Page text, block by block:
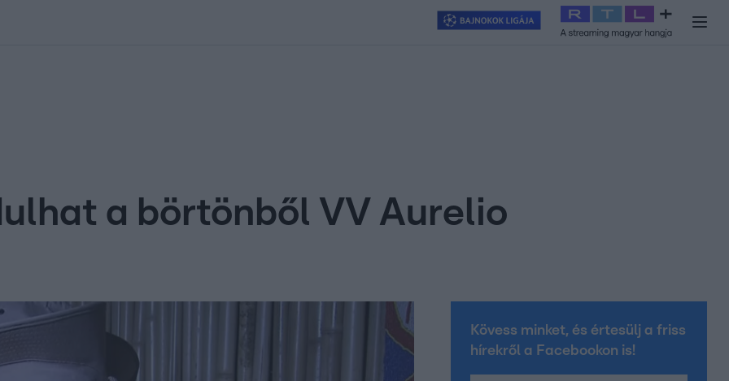
Exek csatája 2026 Celeb vagyok, ments ki innen
a börtönből VV Aurelio
Kövess minket, és értesülj a friss
hírekről a Facebookon is!